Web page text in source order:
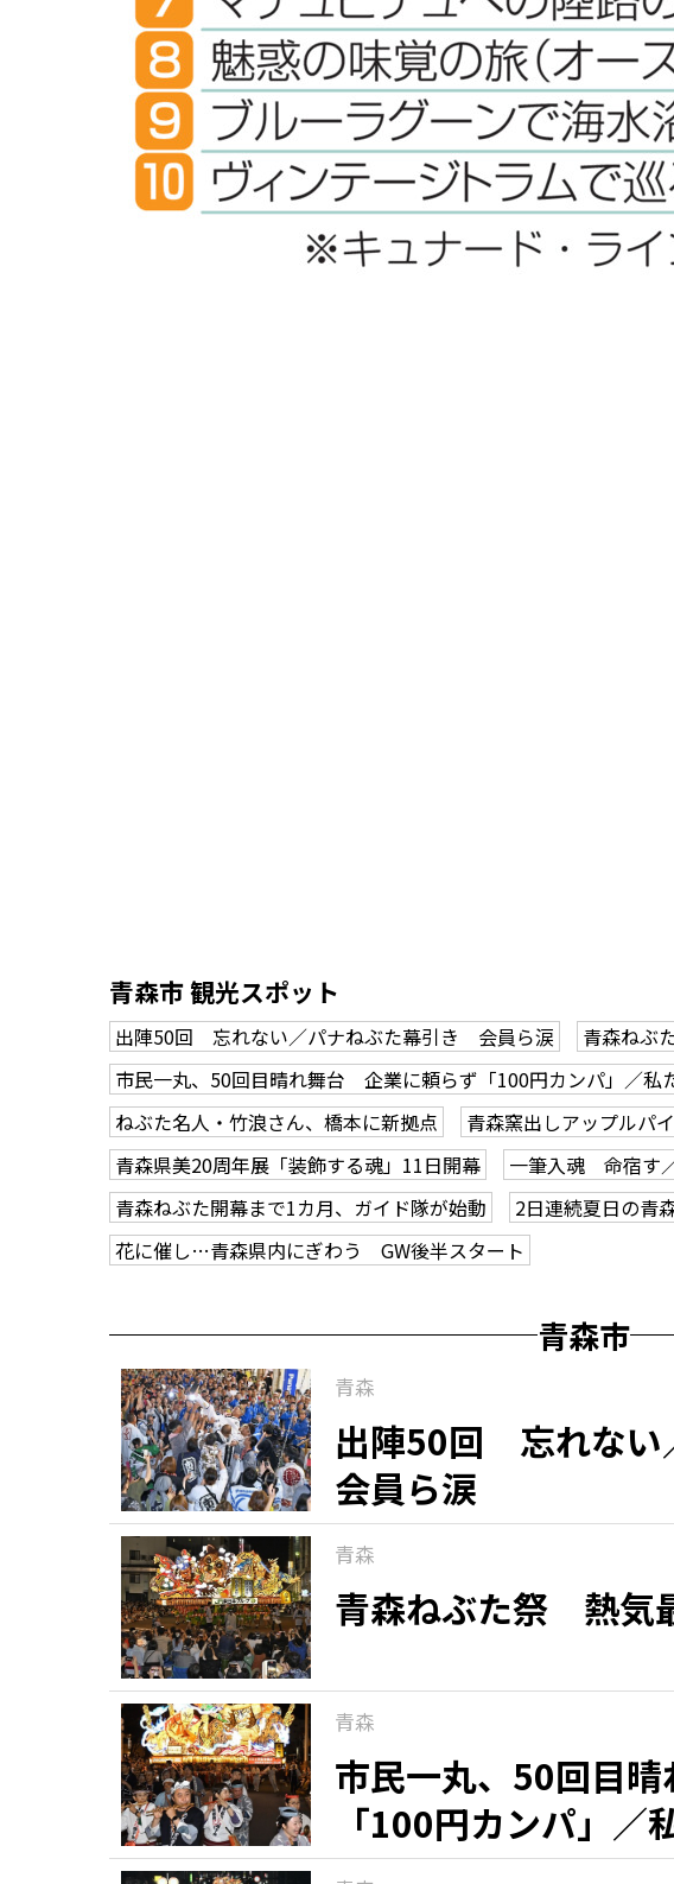
青森市 観光スポット
出陣50回 忘れない／パナねぶた幕引き 会員ら涙
青森ねぶ
市民一丸、50回目晴れ舞台 企業に頼らず「100円カンパ」／私
ねぶた名人・竹浪さん、橋本に新拠点
青森窯出しアップルパ
青森県美20周年展「装飾する魂」11日開幕
一筆入魂 命宿す
青森ねぶた開幕まで1カ月、ガイド隊が始動
2日連続夏日の青
花に催し…青森県内にぎわう GW後半スタート
青森市
青森
出陣50回 忘れない
会員ら涙
青森
青森ねぶた祭 熱気
青森
市民一丸、50回目
「100円カンパ」／